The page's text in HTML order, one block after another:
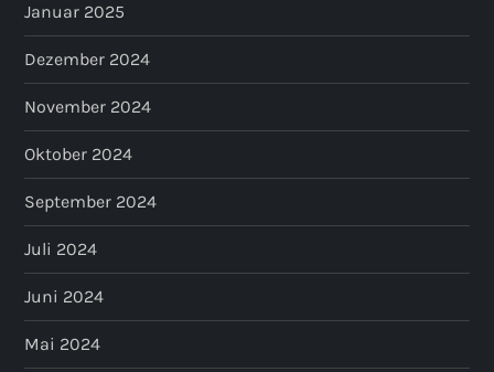
Januar 2025
Dezember 2024
November 2024
Oktober 2024
September 2024
Juli 2024
Juni 2024
Mai 2024